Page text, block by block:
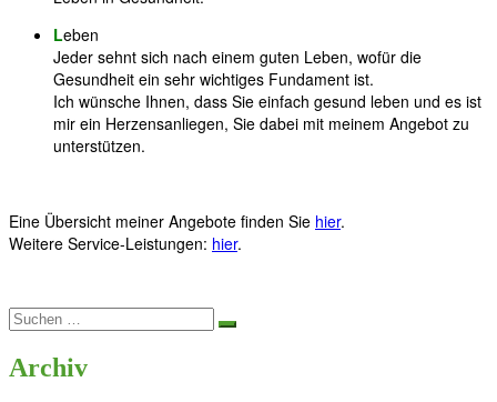
Leben
Jeder sehnt sich nach einem guten Leben, wofür die
Gesundheit ein sehr wichtiges Fundament ist.
Ich wünsche Ihnen, dass Sie einfach gesund leben und es ist
mir ein Herzensanliegen, Sie dabei mit meinem Angebot zu
unterstützen.
Eine Übersicht meiner Angebote finden Sie hier.
Weitere Service-Leistungen: hier.
Suche
nach:
Archiv